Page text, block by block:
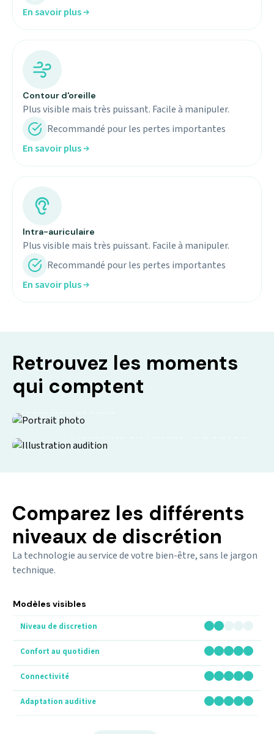
En savoir plus
Contour d'oreille
Plus visible mais très puissant. Facile à manipuler.
Recommandé pour les pertes importantes
En savoir plus
Intra-auriculaire
Plus visible mais très puissant. Facile à manipuler.
Recommandé pour les pertes importantes
En savoir plus
Retrouvez les moments
qui comptent
Comparez les différents
niveaux de discrétion
La technologie au service de votre bien-être, sans le jargon
technique.
Modèles visibles